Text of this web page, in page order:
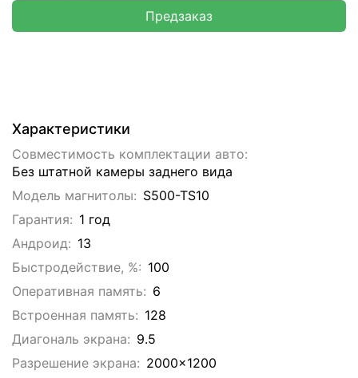
Характеристики
Совместимость комплектации авто:
Без штатной камеры заднего вида
Модель магнитолы: S500-TS10
Гарантия: 1 год
Андроид: 13
Быстродействие, %: 100
Оперативная память: 6
Встроенная память: 128
Диагональ экрана: 9.5
Разрешение экрана: 2000x1200
Предзаказ